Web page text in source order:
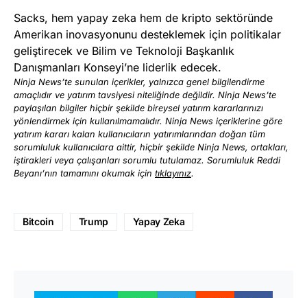
Sacks, hem yapay zeka hem de kripto sektöründe
Amerikan inovasyonunu desteklemek için politikalar
geliştirecek ve Bilim ve Teknoloji Başkanlık
Danışmanları Konseyi’ne liderlik edecek.
Ninja News’te sunulan içerikler, yalnızca genel bilgilendirme
amaçlıdır ve yatırım tavsiyesi niteliğinde değildir. Ninja News’te
paylaşılan bilgiler hiçbir şekilde bireysel yatırım kararlarınızı
yönlendirmek için kullanılmamalıdır. Ninja News içeriklerine göre
yatırım kararı kalan kullanıcıların yatırımlarından doğan tüm
sorumluluk kullanıcılara aittir, hiçbir şekilde Ninja News, ortakları,
iştirakleri veya çalışanları sorumlu tutulamaz. Sorumluluk Reddi
Beyanı’nın tamamını okumak için tıklayınız.
Bitcoin Trump Yapay Zeka